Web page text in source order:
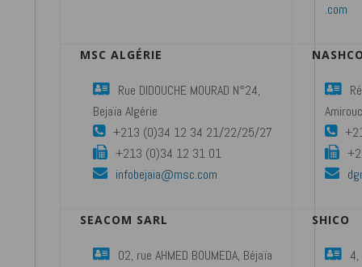
.com
MSC ALGÉRIE
Rue DIDOUCHE MOURAD N°24,
Bejaïa Algérie
+213 (0)34 12 34 21/22/25/27
+213 (0)34 12 31 01
infobejaia@msc.com
SEACOM SARL
02, rue AHMED BOUMEDA, Béjaïa
SHICO
4,